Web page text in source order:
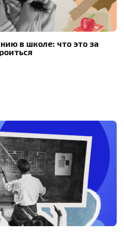
в школе: что это за